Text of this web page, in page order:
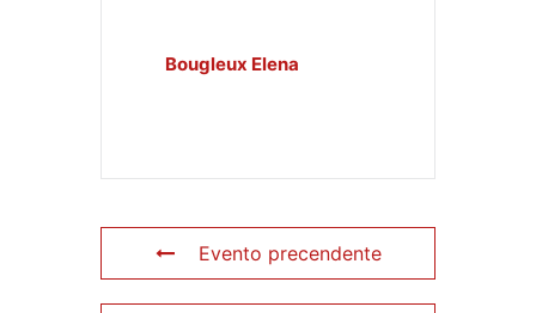
Bougleux Elena
Evento precendente